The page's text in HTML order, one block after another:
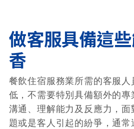
做客服具備這
香
餐飲住宿服務業所需的客服
低，不需要特別具備額外的
溝通、理解能力及反應力，面
題或是客人引起的紛爭，通